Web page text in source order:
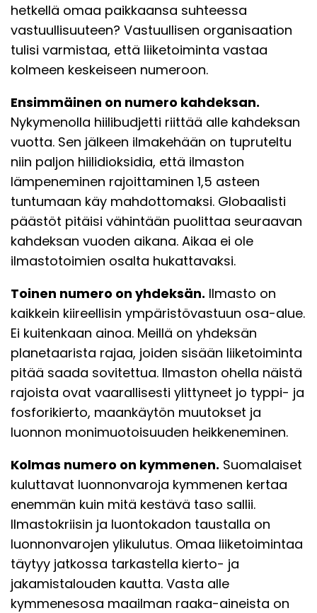
hetkellä omaa paikkaansa suhteessa
vastuullisuuteen? Vastuullisen organisaation
tulisi varmistaa, että liiketoiminta vastaa
kolmeen keskeiseen numeroon.
Ensimmäinen on numero kahdeksan.
Nykymenolla hiilibudjetti riittää alle kahdeksan
vuotta. Sen jälkeen ilmakehään on tupruteltu
niin paljon hiilidioksidia, että ilmaston
lämpeneminen rajoittaminen 1,5 asteen
tuntumaan käy mahdottomaksi. Globaalisti
päästöt pitäisi vähintään puolittaa seuraavan
kahdeksan vuoden aikana. Aikaa ei ole
ilmastotoimien osalta hukattavaksi.
Toinen numero on yhdeksän. Ilmasto on
kaikkein kiireellisin ympäristövastuun osa-alue.
Ei kuitenkaan ainoa. Meillä on yhdeksän
planetaarista rajaa, joiden sisään liiketoiminta
pitää saada sovitettua. Ilmaston ohella näistä
rajoista ovat vaarallisesti ylittyneet jo typpi- ja
fosforikierto, maankäytön muutokset ja
luonnon monimuotoisuuden heikkeneminen.
Kolmas numero on kymmenen. Suomalaiset
kuluttavat luonnonvaroja kymmenen kertaa
enemmän kuin mitä kestävä taso sallii.
Ilmastokriisin ja luontokadon taustalla on
luonnonvarojen ylikulutus. Omaa liiketoimintaa
täytyy jatkossa tarkastella kierto- ja
jakamistalouden kautta. Vasta alle
kymmenesosa maailman raaka-aineista on